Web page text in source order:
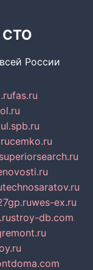
СТО
России
fas.ru
cemko.ru
superiorsearch.ru
technosaratov.ru
wes-ex.ru
stroy-db.com